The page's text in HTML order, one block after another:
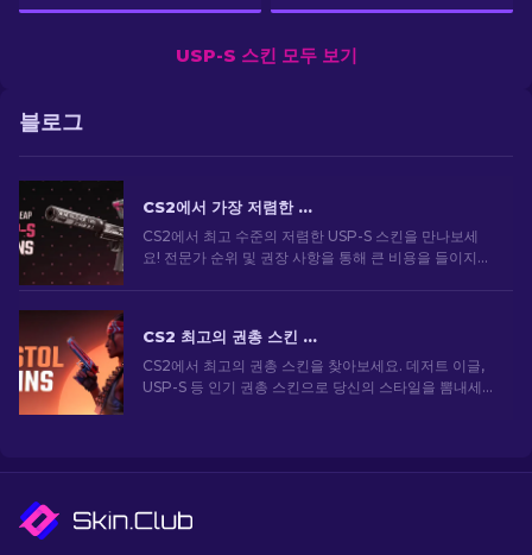
USP-S 스킨 모두 보기
블로그
CS2에서 가장 저렴한 USP-S 스킨: 순위 목록 [2026]
CS2에서 최고 수준의 저렴한 USP-S 스킨을 만나보세
요! 전문가 순위 및 권장 사항을 통해 큰 비용을 들이지
CS2 최고의 권총 스킨 [2026]
CS2에서 최고의 권총 스킨을 찾아보세요. 데저트 이글,
USP-S 등 인기 권총 스킨으로 당신의 스타일을 뽐내세